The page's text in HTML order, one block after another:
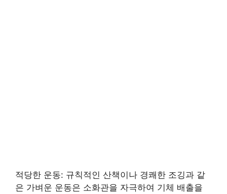
적당한 운동: 규칙적인 산책이나 경쾌한 조깅과 같
은 가벼운 운동은 소화관을 자극하여 기체 배출을